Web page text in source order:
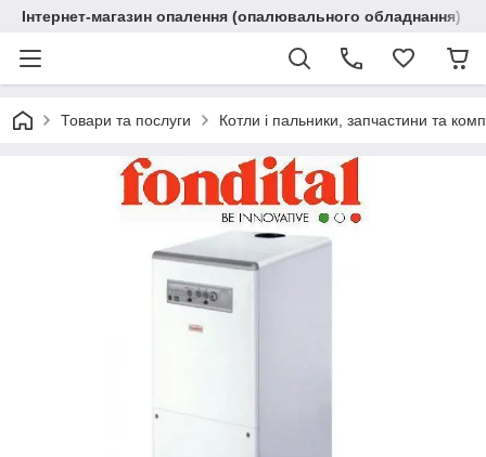
Інтернет-магазин опалення (опалювального обладнання)
Товари та послуги Котли і пальники, запчастини та